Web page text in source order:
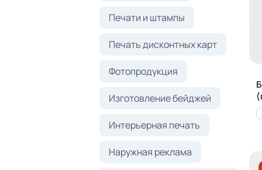
Печати и штампы
Печать дисконтных карт
Фотопродукция
Изготовление бейджей
Интерьерная печать
Наружная реклама